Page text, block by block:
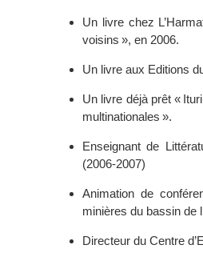
Un livre chez
voisins », en 2006.
Un livre aux Editions
Un livre déjà prêt «
multinationales ».
Enseignant de
(2006-2007)
Animation de
minières du bassin de
Directeur du Centre